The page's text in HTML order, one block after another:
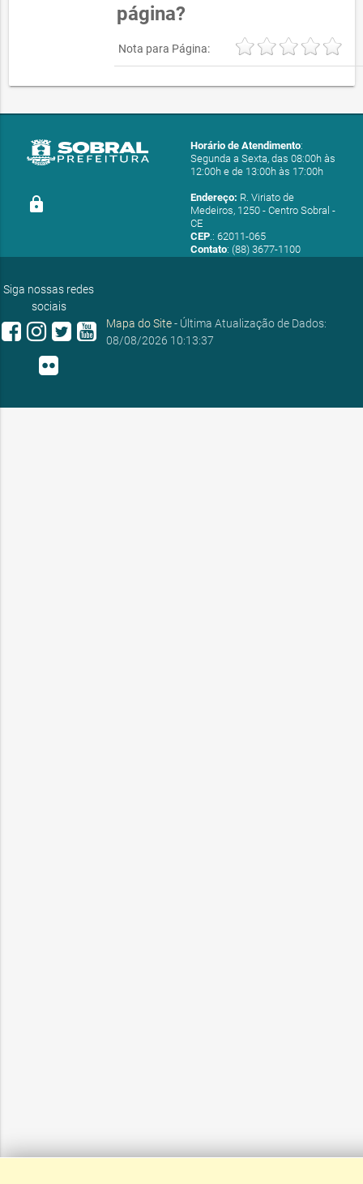
página?
Nota para Página:
lock
Horário de Atendimento:
Segunda a Sexta, das 08:00h às
12:00h e de 13:00h às 17:00h
Endereço: R. Viriato de
Medeiros, 1250 - Centro Sobral -
CE
CEP.: 62011-065
Contato: (88) 3677-1100
Siga nossas redes
sociais
Mapa do Site- Última Atualização de Dados:
08/08/2026 10:13:37